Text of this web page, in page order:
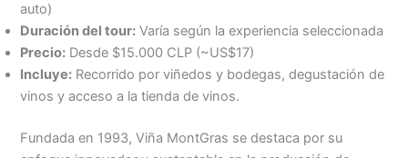
auto)
Duración del tour: Varía según la experiencia seleccionada
Precio: Desde $15.000 CLP (~US$17)
Incluye: Recorrido por viñedos y bodegas, degustación de
vinos y acceso a la tienda de vinos.
Fundada en 1993, Viña MontGras se destaca por su